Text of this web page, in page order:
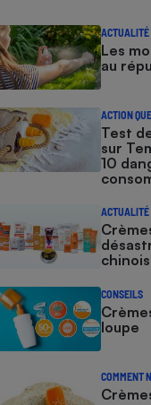
ACTUALITÉ
Les
au
ACTION
Test
sur
10
ACTUALITÉ
CONSEILS
loupe
COMMENT